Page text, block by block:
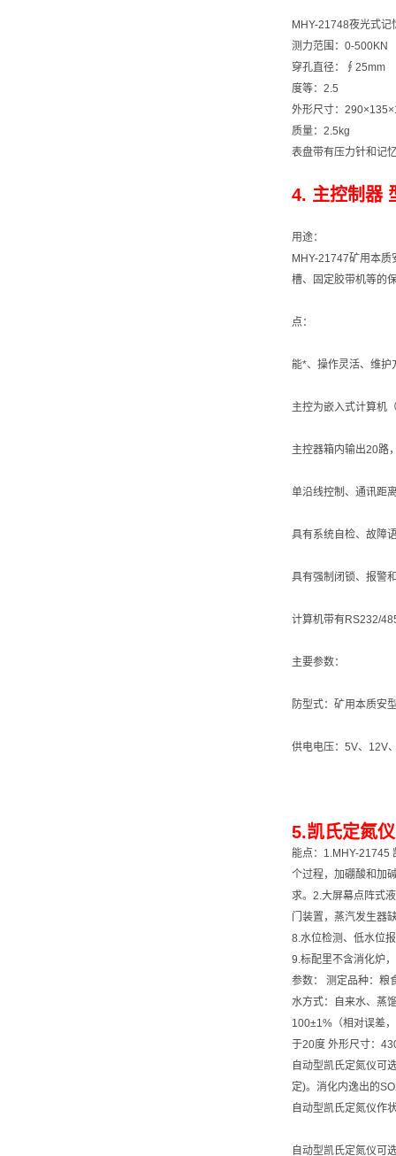
MHY-21748夜光式记
测力范围：0-500KN
穿孔直径：∮25mm
度等：2.5
外形尺寸：
质量：2.5kg
表盘带有压力针和记
4. 主控制器
用途：
MHY-21747矿用本
槽、固定胶带机等的
点：
能*、操作灵活、维护
主控为嵌入式计算机
主控器箱内输出20路
单沿线控制、通讯距
具有系统自检、故障
具有强制闭锁、报警
计算机带有RS232/
主要参数：
防型式：矿用本质安
供电电压：5V、12V
5.凯氏定氮
能点：1.MHY-21745
个过程，加硼酸和加
求。2.大屏幕点阵式
门装置，蒸汽发生器
8.水位检测、低水位
9.标配里不含消化炉
参数： 测定品种：粮
水方式：自来水、蒸
100±1%（相对误差
于20度 外形尺寸：
自动型凯氏定氮仪可
定)。消化内逸出的
自动型凯氏定氮仪作
自动型凯氏定氮仪可